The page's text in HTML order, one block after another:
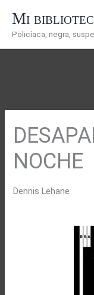
contenido
Mi
Policíaca, negra,
NOCHE
Dennis Lehane